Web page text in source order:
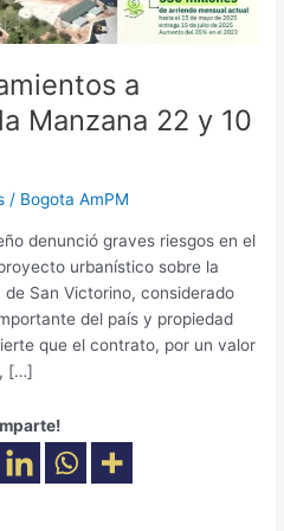
a
Manzana 22 y 10
/ Bogota AmPM
denunció graves riesgos en el
urbanístico sobre la
San Victorino, considerado
del país y propiedad
que el contrato, por un valor
[…]